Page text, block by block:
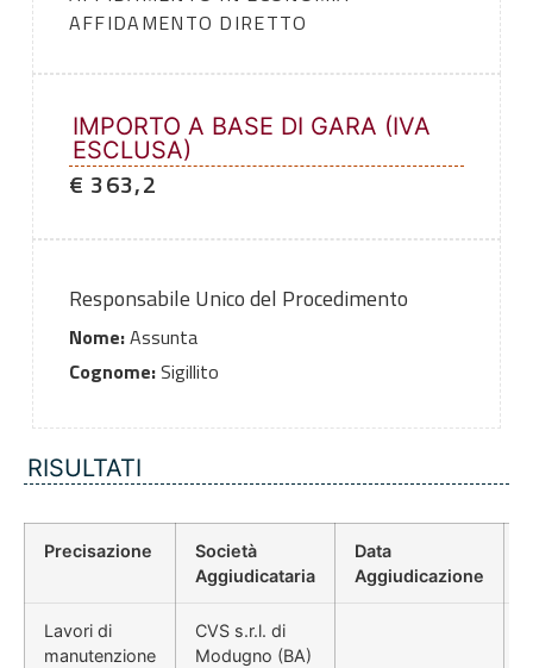
AFFIDAMENTO DIRETTO
IMPORTO A BASE DI GARA (IVA
ESCLUSA)
€ 363,2
Responsabile Unico del Procedimento
Nome:Assunta
Cognome:Sigillito
RISULTATI
Precisazione
Società
Aggiudicataria
Data
Aggiudicazione
Lavori di
manutenzione
CVS s.r.l. di
Modugno (BA)